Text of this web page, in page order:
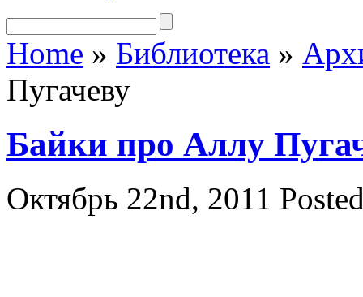
Home » Библиотека »
Пугачеву
Байки про Аллу
Октябрь 22nd, 2011